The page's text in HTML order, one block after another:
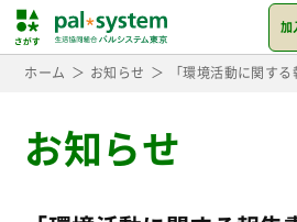
加
ホーム お知らせ 「環境活動に関す
お知らせ